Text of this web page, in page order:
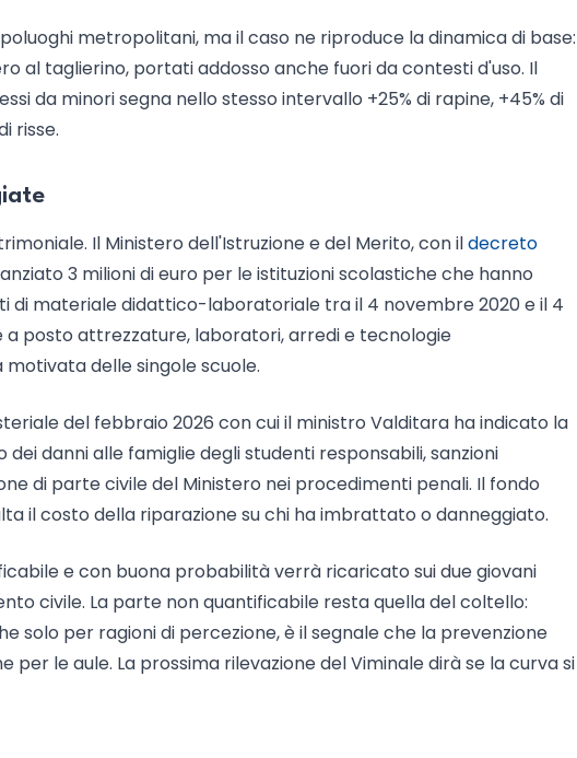
metropolitani, ma il caso ne riproduce la dinamica di base:
al taglierino, portati addosso anche fuori da contesti d'uso. Il
da minori segna nello stesso intervallo +25% di rapine, +45% di
risse.
Il Ministero dell'Istruzione e del Merito, con ildecreto
3 milioni di euro per le istituzioni scolastiche che hanno
di materiale didattico-laboratoriale tra il 4 novembre 2020 e il 4
posto attrezzature, laboratori, arredi e tecnologie
delle singole scuole.
del febbraio 2026 con cui il ministro Valditara ha indicato la
danni alle famiglie degli studenti responsabili, sanzioni
di parte civile del Ministero nei procedimenti penali. Il fondo
il costo della riparazione su chi ha imbrattato o danneggiato.
e con buona probabilità verrà ricaricato sui due giovani
civile. La parte non quantificabile resta quella del coltello:
solo per ragioni di percezione, è il segnale che la prevenzione
le aule. La prossima rilevazione del Viminale dirà se la curva si